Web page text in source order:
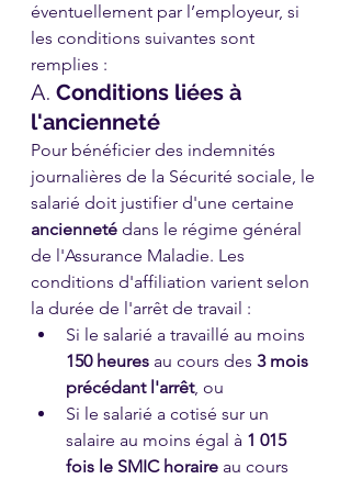
éventuellement par l’employeur, si
les conditions suivantes sont
remplies :
A. Conditions liées à
l'ancienneté
Pour bénéficier des indemnités
journalières de la Sécurité sociale, le
salarié doit justifier d'une certaine
ancienneté dans le régime général
de l'Assurance Maladie. Les
conditions d'affiliation varient selon
la durée de l'arrêt de travail :
Si le salarié a travaillé au moins
150 heures au cours des 3 mois
précédant l'arrêt, ou
Si le salarié a cotisé sur un
salaire au moins égal à 1 015
fois le SMIC horaire au cours